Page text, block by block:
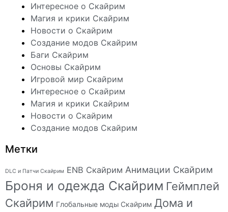
Интересное о Скайрим
Магия и крики Скайрим
Новости о Скайрим
Создание модов Скайрим
Баги Скайрим
Основы Скайрим
Игровой мир Скайрим
Интересное о Скайрим
Магия и крики Скайрим
Новости о Скайрим
Создание модов Скайрим
Метки
DLC и Патчи Скайрим ENB Скайрим Анимации Скайрим
Броня и одежда Скайрим Геймплей
Скайрим Глобальные моды Скайрим Дома и